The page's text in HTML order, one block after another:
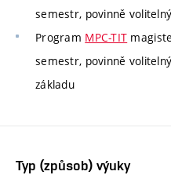
semestr, povinně volitelný
Program MPC-TIT
semestr, povinně
základu
Typ (způsob) výuky